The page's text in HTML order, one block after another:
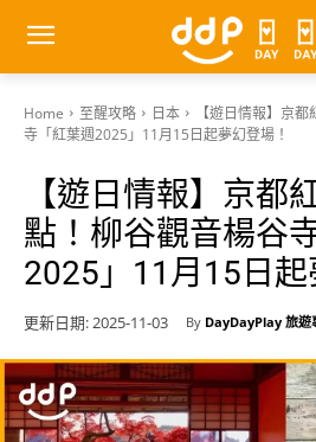
Home 至醒攻略 日本
【遊日情報】京
寺「紅葉週2025」11月15日起夢幻登場！
【遊日情報】京都
點！柳谷觀音楊谷
2025」11月15日起
更新日期:2025-11-03 By DayDayPlay 旅遊